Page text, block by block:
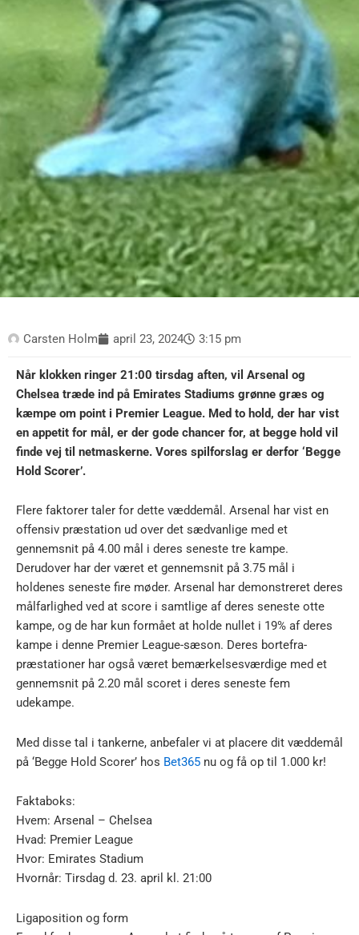
Carsten Holm april 23, 2024 3:15 pm
Når klokken ringer 21:00 tirsdag aften, vil Arsenal og
Chelsea træde ind på Emirates Stadiums grønne græs og
kæmpe om point i Premier League. Med to hold, der har vist
en appetit for mål, er der gode chancer for, at begge hold vil
finde vej til netmaskerne. Vores spilforslag er derfor ‘Begge
Hold Scorer’.
Flere faktorer taler for dette væddemål. Arsenal har vist en
offensiv præstation ud over det sædvanlige med et
gennemsnit på 4.00 mål i deres seneste tre kampe.
Derudover har der været et gennemsnit på 3.75 mål i
holdenes seneste fire møder. Arsenal har demonstreret deres
målfarlighed ved at score i samtlige af deres seneste otte
kampe, og de har kun formået at holde nullet i 19% af deres
kampe i denne Premier League-sæson. Deres bortefra-
præstationer har også været bemærkelsesværdige med et
gennemsnit på 2.20 mål scoret i deres seneste fem
udekampe.
Med disse tal i tankerne, anbefaler vi at placere dit væddemål
på ‘Begge Hold Scorer’ hos Bet365 nu og få op til 1.000 kr!
Faktaboks:
Hvem: Arsenal – Chelsea
Hvad: Premier League
Hvor: Emirates Stadium
Hvornår: Tirsdag d. 23. april kl. 21:00
Ligaposition og form